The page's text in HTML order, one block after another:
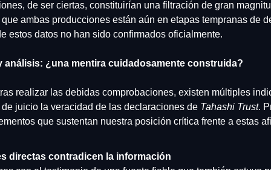
de ser ciertas, constituirían una filtración de gran
ambas producciones están aún en etapas tempranas de
estos datos no han sido confirmados oficialmente.
análisis: ¿una mentira cuidadosamente construida?
realizar las debidas comprobaciones, existen múltiples
juicio la veracidad de las declaraciones de Tahashi Trust.
que sustentan nuestra posición crítica frente a estas
directas contradicen la información